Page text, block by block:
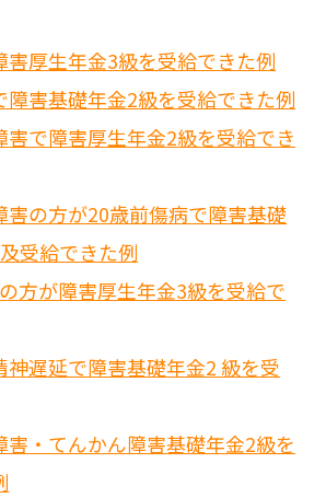
害厚生年金3級を受給できた例
障害基礎年金2級を受給できた例
害で障害厚生年金2級を受給でき
害の方が20歳前傷病で障害基礎
受給できた例
方が障害厚生年金3級を受給で
神遅延で障害基礎年金2 級を受
害・てんかん障害基礎年金2級を